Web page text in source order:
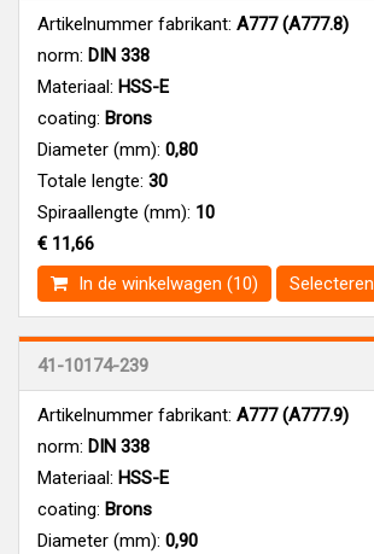
Artikelnummer fabrikant: A777 (A777.8)
norm: DIN 338
Materiaal: HSS-E
coating: Brons
Diameter (mm): 0,80
Totale lengte: 30
Spiraallengte (mm): 10
€ 11,66
In de winkelwagen (10)
Selecteren
41-10174-239
Artikelnummer fabrikant: A777 (A777.9)
norm: DIN 338
Materiaal: HSS-E
coating: Brons
Diameter (mm): 0,90